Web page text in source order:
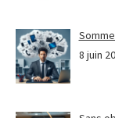
8 juin